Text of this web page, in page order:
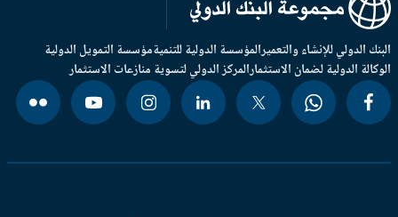
الدولي للإنشاء والتعميرالمؤسسة الدولية للتنميةمؤسسة التمويل الدولية
الدولية لضمان الاستثمارالمركز الدولي لتسوية منازعات الاستثمار